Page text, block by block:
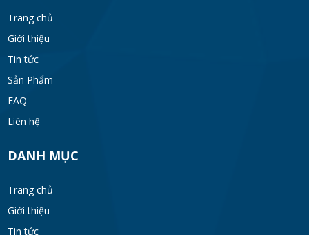
Trang chủ
Giới thiệu
Tin tức
Sản Phẩm
FAQ
Liên hệ
DANH MỤC
Trang chủ
Giới thiệu
Tin tức